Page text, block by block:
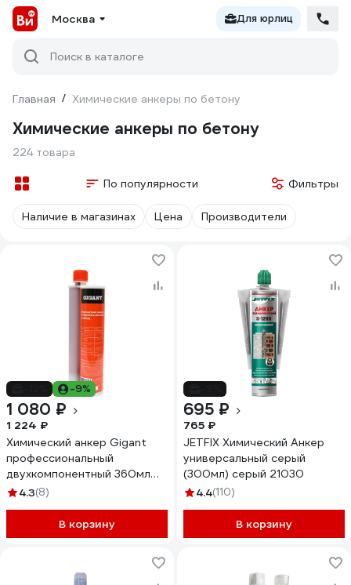
Москва Для юрлиц
Поиск в каталоге
Главная / Химические анкеры по бетону
Химические анкеры по бетону
224 товара
По популярности Фильтры
Наличие в магазинах Цена Производители
-9%
1 080 ₽
1 224 ₽
Химический анкер Gigant
профессиональный
двухкомпонентный 360мл
CHA2182
4.3(8)
В корзину
695 ₽
765 ₽
JETFIX Химический Анкер
универсальный серый
(300мл) серый 21030
4.4(110)
В корзину